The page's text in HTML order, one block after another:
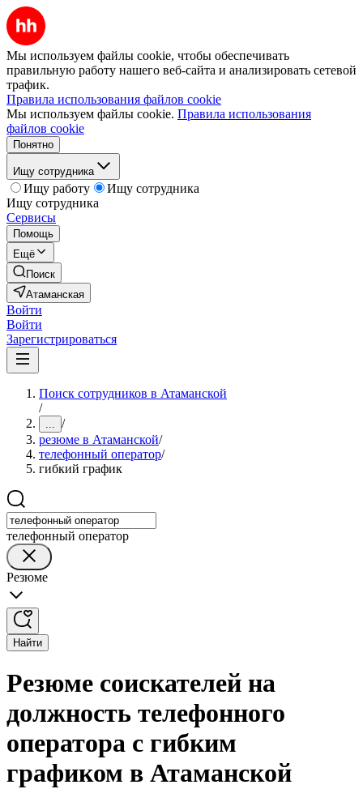
Мы используем файлы cookie, чтобы обеспечивать
правильную работу нашего веб-сайта и анализировать сетевой
трафик.
Правила использования файлов cookie
Мы используем файлы cookie. Правила использования
файлов cookie
Понятно
Ищу сотрудника
Ищу работу
Ищу сотрудника
Ищу сотрудника
Сервисы
Помощь
Ещё
Поиск
Атаманская
Войти
Войти
Зарегистрироваться
Поиск сотрудников в Атаманской
/
... /
резюме в Атаманской/
телефонный оператор/
гибкий график
телефонный оператор
Резюме
Найти
Резюме соискателей на
должность телефонного
оператора с гибким
графиком в Атаманской